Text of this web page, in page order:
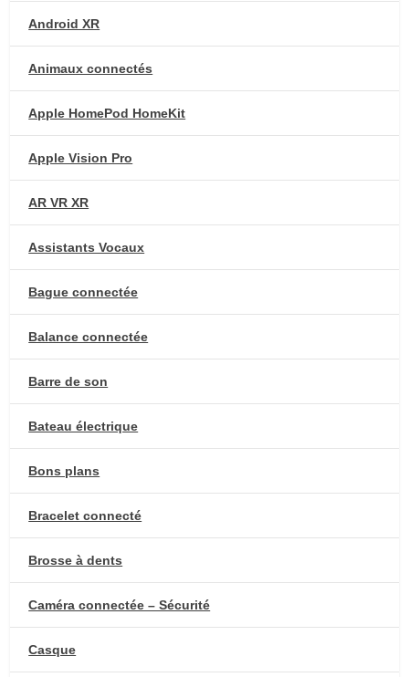
Android XR
Animaux connectés
Apple HomePod HomeKit
Apple Vision Pro
AR VR XR
Assistants Vocaux
Bague connectée
Balance connectée
Barre de son
Bateau électrique
Bons plans
Bracelet connecté
Brosse à dents
Caméra connectée – Sécurité
Casque